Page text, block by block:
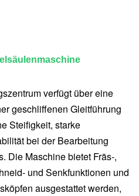
verfügt über eine
geschliffenen Gleitführung
Steifigkeit, starke
bei der Bearbeitung
Die Maschine bietet Fräs-,
und Senkfunktionen und
ausgestattet werden,